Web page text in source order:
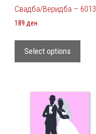
Свадба/Веридба – 6013
189 ден
Select options